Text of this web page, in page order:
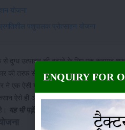
योजना
पशुपालक प्रोत्साहन योजना
से दुग्ध उत्पादन की बढ़ाने के लिए एक कवायद
की तरफ से उसको सहायता प्रदान की
ने एक ऐसी योजना शुरू की है, जिसके अंतर्गत
ऐसे ही अच्छी आमदनी कर सकते हैं। परंतु,
यह भी पढ़ें: देसी और जर्सी गाय में अंतर
ENQUIRY FOR